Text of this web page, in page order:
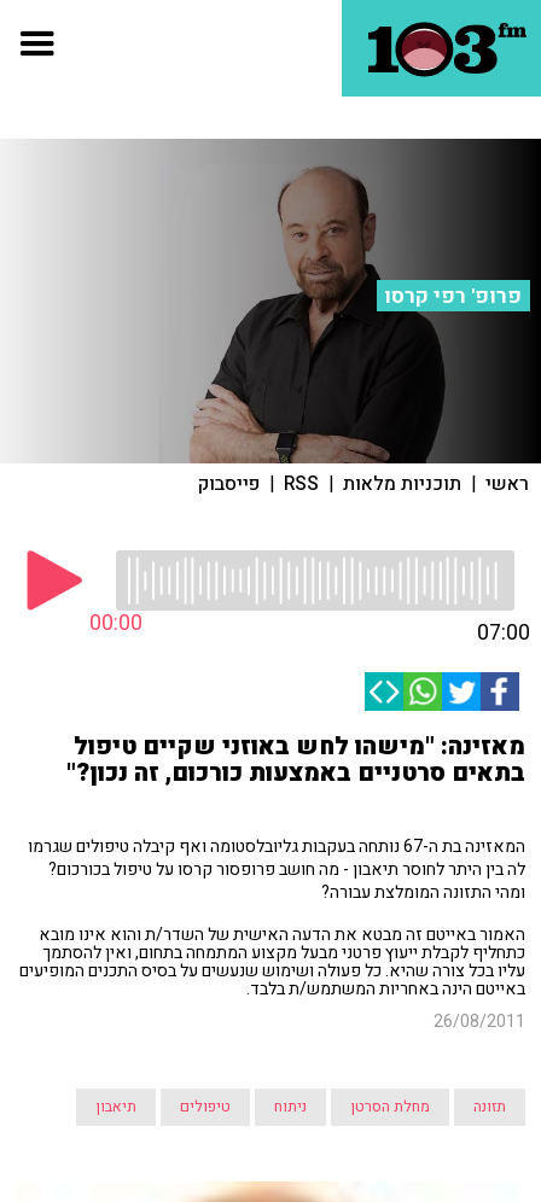
פרופ' רפי קרסו
ראשי | תוכניות מלאות |
RSS
| פייסבוק
00:00 07:00
מאזינה: "מישהו לחש באוזני שקיים טיפול
בתאים סרטניים באמצעות כורכום, זה נכון?"
המאזינה בת ה-67 נותחה בעקבות גליובלסטומה ואף קיבלה טיפולים שגרמו
לה בין היתר לחוסר תיאבון - מה חושב פרופסור קרסו על טיפול בכורכום?
ומהי התזונה המומלצת עבורה?
האמור באייטם זה מבטא את הדעה האישית של השדר/ת והוא אינו מובא
כתחליף לקבלת ייעוץ פרטני מבעל מקצוע המתמחה בתחום, ואין להסתמך
עליו בכל צורה שהיא. כל פעולה ושימוש שנעשים על בסיס התכנים המופיעים
באייטם הינה באחריות המשתמש/ת בלבד.
26/08/2011
תזונה מחלת הסרטן ניתוח טיפולים תיאבון